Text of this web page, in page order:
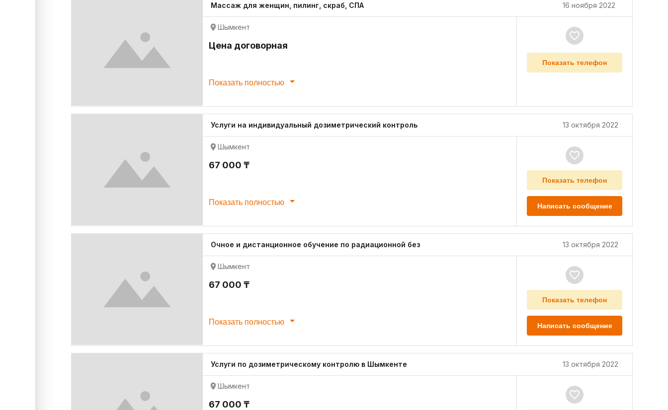
Массаж для женщин, пилинг, скраб, СПА 16 ноября 2022
Шымкент
Цена договорная
Показать полностью
Показать телефон
Услуги на индивидуальный дозиметрический контроль 13 октября 2022
Шымкент
67 000 ₸
Показать полностью
Показать телефон
Написать сообщение
Очное и дистанционное обучение по радиационной без 13 октября 2022
Шымкент
67 000 ₸
Показать полностью
Показать телефон
Написать сообщение
Услуги по дозиметрическому контролю в Шымкенте 13 октября 2022
Шымкент
67 000 ₸